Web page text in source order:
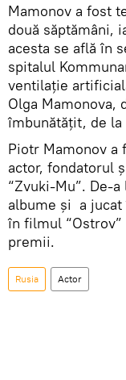
Mamonov a fost
două săptămâni,
acesta se află în
spitalul
ventilație
Olga Mamonova,
îmbunătățit, de la
Piotr Mamonov a
actor, fondatorul
“Zvuki-Mu”. De-
albume și a
în filmul
premii.
Rusia Actor